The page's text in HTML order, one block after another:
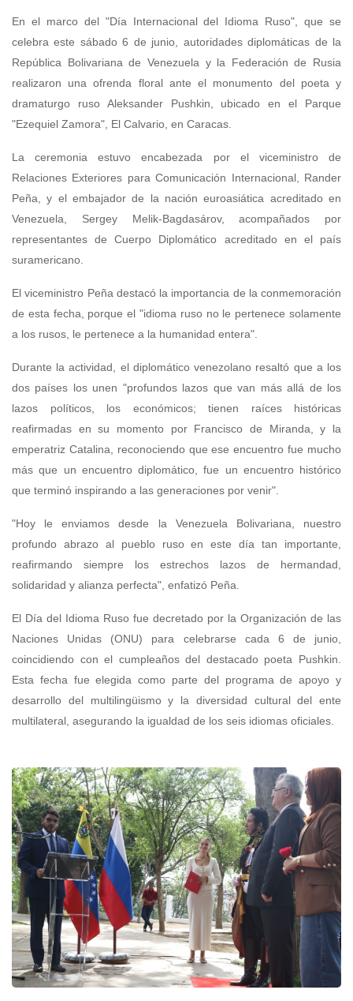
En el marco del "Día Internacional del Idioma Ruso", que se
celebra este sábado 6 de junio, autoridades diplomáticas de la
República Bolivariana de Venezuela y la Federación de Rusia
realizaron una ofrenda floral ante el monumento del poeta y
dramaturgo ruso Aleksander Pushkin, ubicado en el Parque
"Ezequiel Zamora", El Calvario, en Caracas.
La ceremonia estuvo encabezada por el viceministro de
Relaciones Exteriores para Comunicación Internacional, Rander
Peña, y el embajador de la nación euroasiática acreditado en
Venezuela, Sergey Melik-Bagdasárov, acompañados por
representantes de Cuerpo Diplomático acreditado en el país
suramericano.
El viceministro Peña destacó la importancia de la conmemoración
de esta fecha, porque el "idioma ruso no le pertenece solamente
a los rusos, le pertenece a la humanidad entera".
Durante la actividad, el diplomático venezolano resaltó que a los
dos países los unen "profundos lazos que van más allá de los
lazos políticos, los económicos; tienen raíces históricas
reafirmadas en su momento por Francisco de Miranda, y la
emperatriz Catalina, reconociendo que ese encuentro fue mucho
más que un encuentro diplomático, fue un encuentro histórico
que terminó inspirando a las generaciones por venir".
"Hoy le enviamos desde la Venezuela Bolivariana, nuestro
profundo abrazo al pueblo ruso en este día tan importante,
reafirmando siempre los estrechos lazos de hermandad,
solidaridad y alianza perfecta", enfatizó Peña.
El Día del Idioma Ruso fue decretado por la Organización de las
Naciones Unidas (ONU) para celebrarse cada 6 de junio,
coincidiendo con el cumpleaños del destacado poeta Pushkin.
Esta fecha fue elegida como parte del programa de apoyo y
desarrollo del multilingüismo y la diversidad cultural del ente
multilateral, asegurando la igualdad de los seis idiomas oficiales.